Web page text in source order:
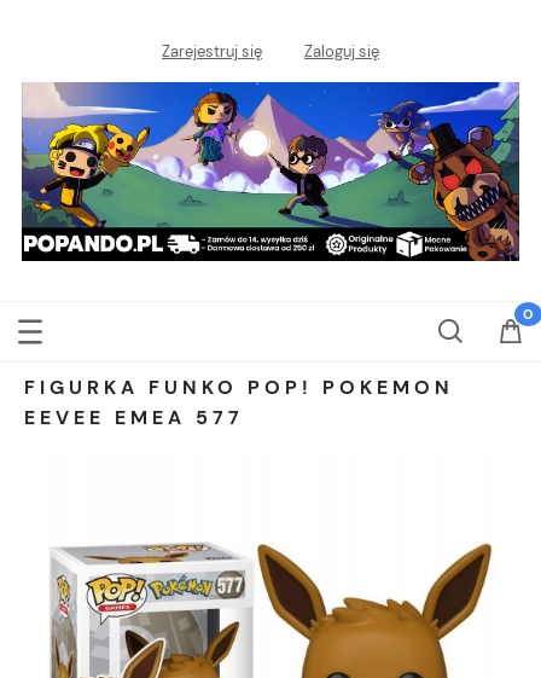
Zarejestruj się Zaloguj się
FIGURKA FUNKO POP! POKEMON
EEVEE EMEA 577